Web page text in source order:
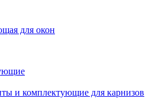
для окон
и комплектующие для карнизов